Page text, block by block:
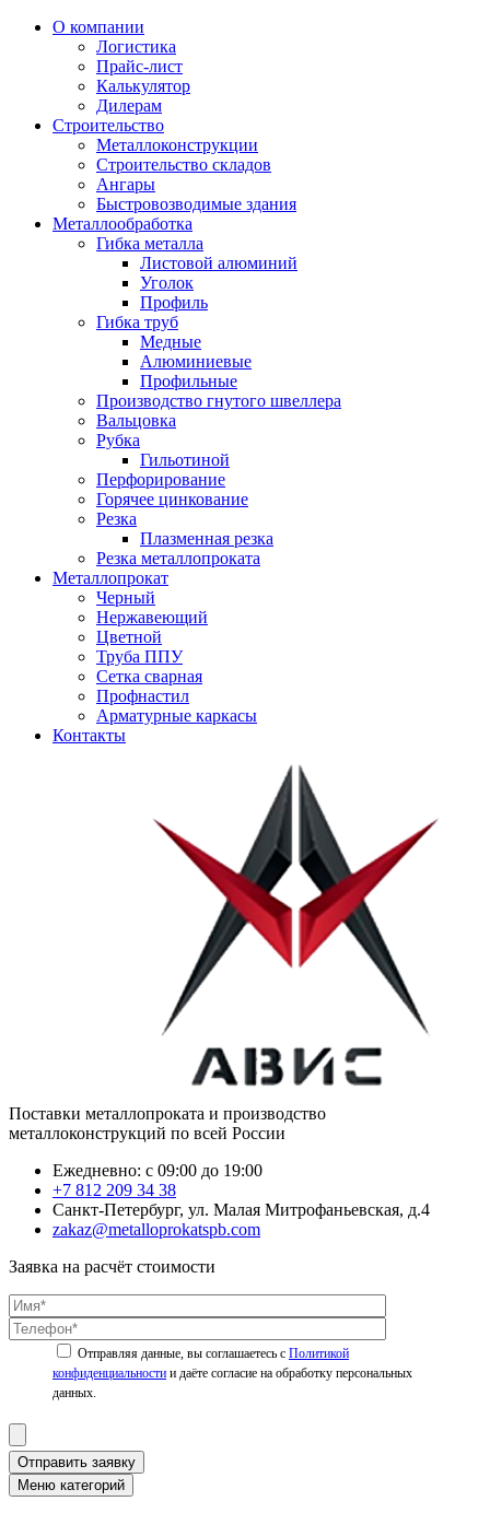
О компании
Логистика
Прайс-лист
Калькулятор
Дилерам
Строительство
Металлоконструкции
Строительство складов
Ангары
Быстровозводимые здания
Металлообработка
Гибка металла
Листовой алюминий
Уголок
Профиль
Гибка труб
Медные
Алюминиевые
Профильные
Производство гнутого швеллера
Вальцовка
Рубка
Гильотиной
Перфорирование
Горячее цинкование
Резка
Плазменная резка
Резка металлопроката
Металлопрокат
Черный
Нержавеющий
Цветной
Труба ППУ
Сетка сварная
Профнастил
Арматурные каркасы
Контакты
Поставки металлопроката и производство
металлоконструкций по всей России
Ежедневно: с 09:00 до 19:00
+7 812 209 34 38
Санкт-Петербург, ул. Малая Митрофаньевская, д.4
zakaz@metalloprokatspb.com
Заявка на расчёт стоимости
Политикой
конфиденциальности
Отправить заявку
Меню категорий